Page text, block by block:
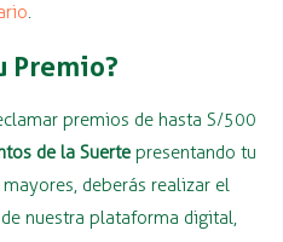
.
Premio?
premios de hasta S/500
de la Suerte presentando tu
deberás realizar el
nuestra plataforma digital,